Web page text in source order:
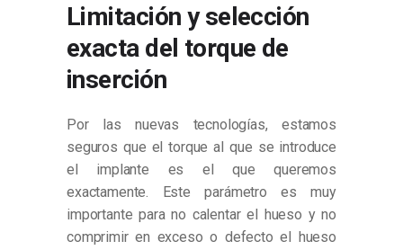
Limitación y selección
exacta del torque de
inserción
Por las nuevas tecnologías, estamos
seguros que el torque al que se introduce
el implante es el que queremos
exactamente. Este parámetro es muy
importante para no calentar el hueso y no
comprimir en exceso o defecto el hueso